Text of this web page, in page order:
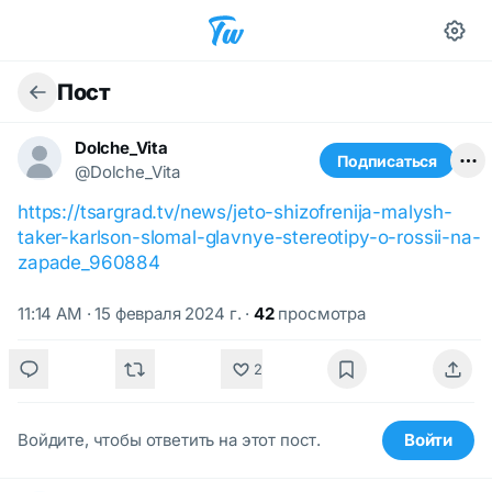
Пост
Dolche_Vita
@Dolche_Vita
Подписаться
https://tsargrad.tv/news/jeto-shizofrenija-malysh-
taker-karlson-slomal-glavnye-stereotipy-o-rossii-na-
zapade_960884
11:14 AM · 15 февраля 2024 г. · 42просмотра
2
Войдите, чтобы ответить на этот пост. Войти